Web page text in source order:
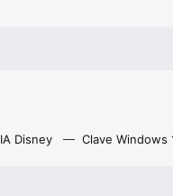
IA Disney Clave Windows